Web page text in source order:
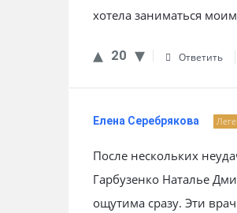
хотела заниматься
20 Ответить
Елена Серебрякова
После нескольких
Гарбузенко Наталье
ощутима сразу. Эти